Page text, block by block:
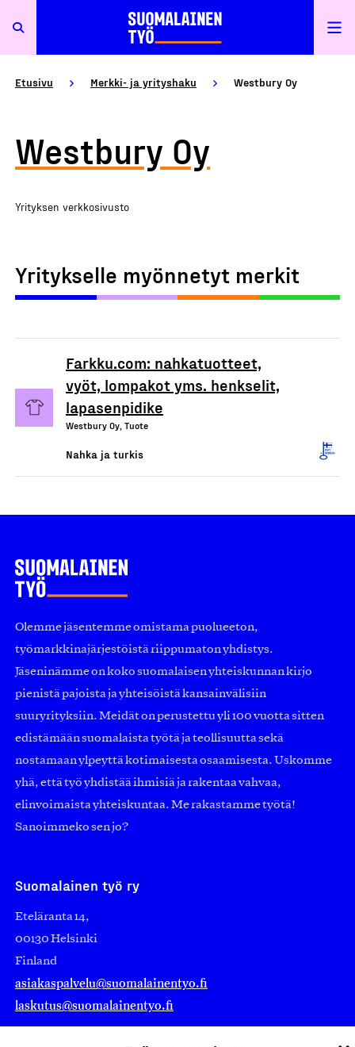
Etusivu Merkki- ja yrityshaku Westbury Oy
Westbury Oy
Yrityksen verkkosivusto
Yritykselle myönnetyt merkit
Farkku.com: nahkatuotteet,
vyöt, lompakot yms. henkselit,
lapasenpidike
Westbury Oy, Tuote
Nahka ja turkis
Olemme jäsentemme omistama puolueeton,
työmarkkinajärjestöistä riippumaton yhdistys.
Jäseninämme on koko suomalaisen yhteiskunnan kirjo
pienistä pajoista ja yhteisöistä kansainvälisiin
suuryrityksiin. Meidät on perustettu yli 100 vuotta sitten
edistämään suomalaista työtä ja teollisuutta sekä
nostamaan ylpeyttä kotimaisesta osaamisesta. Uskomme
yhä, että työ yhdistää ihmisiä ja rakentaa vahvaa,
elinvoimaista yhteiskuntaa. Me rakastamme työtä!
Sanoimmeko sen jo?
Suomalainen työ ry
Eteläranta 14,
00130 Helsinki
Finland
asiakaspalvelu@suomalainentyo.fi
laskutus@suomalainentyo.fi